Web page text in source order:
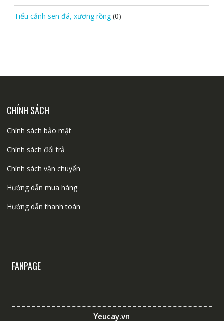
Tiểu cảnh sen đá, xương rồng (0)
CHÍNH SÁCH
Chính sách bảo mật
Chính sách đổi trả
Chính sách vận chuyển
Hướng dẫn mua hàng
Hướng dẫn thanh toán
FANPAGE
Yeucay.vn